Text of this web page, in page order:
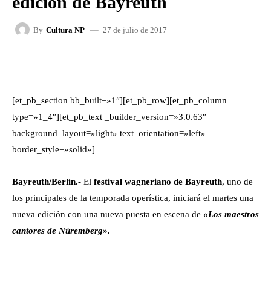
By Cultura NP 27 de julio de 2017
[et_pb_section bb_built=»1″][et_pb_row][et_pb_column
type=»1_4″][et_pb_text _builder_version=»3.0.63″
background_layout=»light» text_orientation=»left»
border_style=»solid»]
Bayreuth/Berlín.- El festival wagneriano de Bayreuth, uno de
los principales de la temporada operística, iniciará el martes una
nueva edición con una nueva puesta en escena de «Los maestros
cantores de Núremberg».